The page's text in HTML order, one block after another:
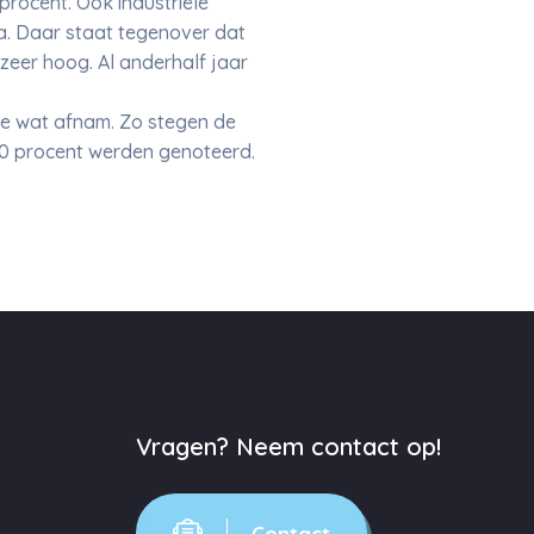
Daar staat tegenover dat
hoog. Al anderhalf jaar
wat afnam. Zo stegen de
procent werden genoteerd.
Vragen? Neem contact op!